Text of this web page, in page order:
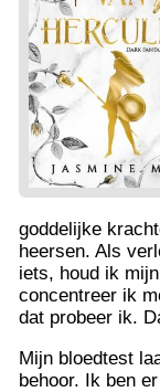
goddelijke
heersen. Als
iets, houd ik
concentreer ik
dat probeer ik.
Mijn bloedtest
behoor. Ik ben